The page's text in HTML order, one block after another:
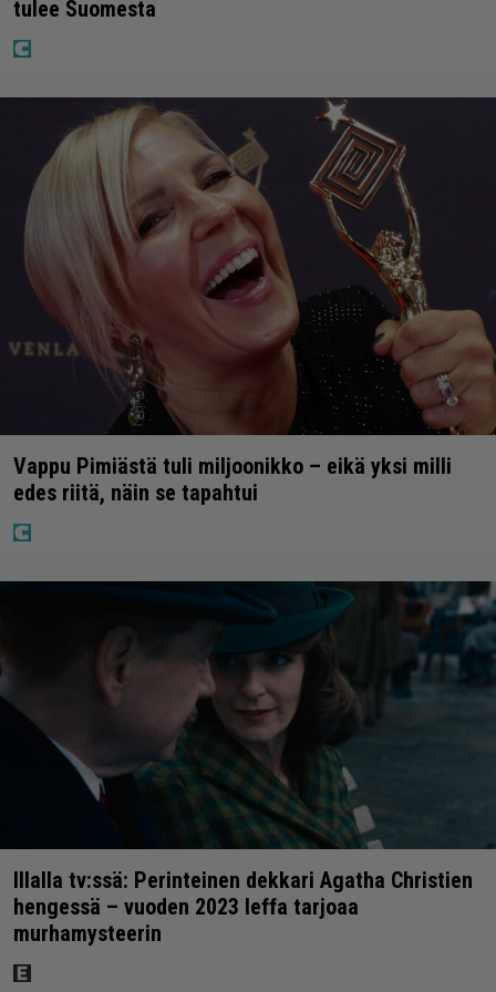
tulee Suomesta
Vappu Pimiästä tuli miljoonikko – eikä yksi milli
edes riitä, näin se tapahtui
Illalla tv:ssä: Perinteinen dekkari Agatha Christien
hengessä – vuoden 2023 leffa tarjoaa
murhamysteerin